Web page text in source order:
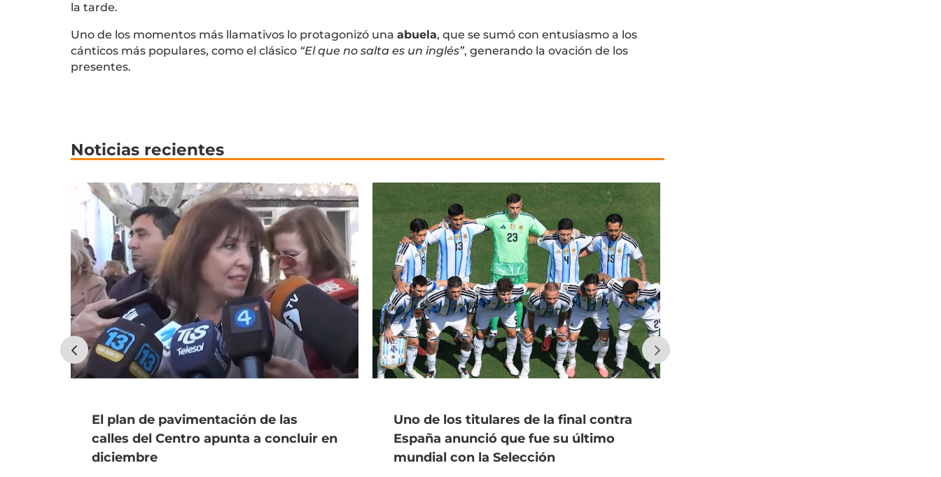
la tarde.
Uno de los momentos más llamativos lo protagonizó una abuela, que se sumó con entusiasmo a los
cánticos más populares, como el clásico “El que no salta es un inglés”, generando la ovación de los
presentes.
Noticias recientes
El plan de pavimentación de las
calles del Centro apunta a concluir en
diciembre
Uno de los titulares de la final contra
España anunció que fue su último
mundial con la Selección